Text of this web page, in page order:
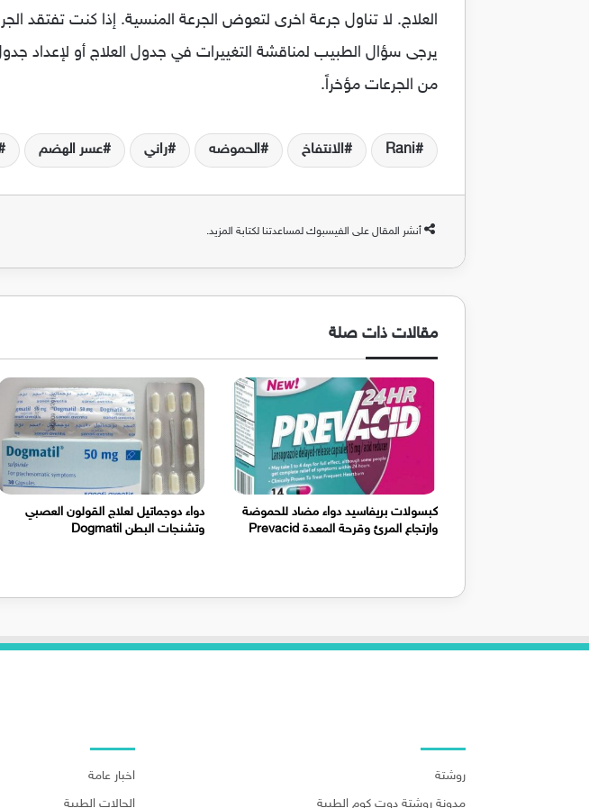
العلاج. لا تناول جرعة اخرى لتعوض الجرعة المنسية. إذا كنت تفتقد
يرجى سؤال الطبيب لمناقشة التغييرات في جدول العلاج أو لإعداد
من الجرعات مؤخراً.
Rani الانتفاخ الحموضه راني عسر الهضم
أنشر المقال على الفيسبوك لمساعدتنا لكتابة المزيد.
مقالات ذات صلة
كبسولات بريفاسيد دواء مضاد للحموضة
وارتجاع المرئ وقرحة المعدة Prevacid
دواء دوجماتيل لعلاج القولون العصبي
وتشنجات البطن Dogmatil
روشتة
مدونة روشتة دوت كوم الطبية
اخبار عامة
الحالات الطبية